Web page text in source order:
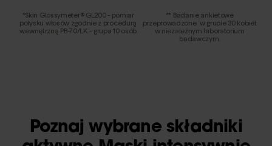
*Skin Glossymeter® GL200 - pomiar
połysku włosów zgodnie z procedurą
wewnętrzną PB-70/LK - grupa 10 osób
** Badanie ankietowe
przeprowadzone w grupie 30 kobiet
w niezależnym laboratorium
badawczym.
Poznaj wybrane składniki